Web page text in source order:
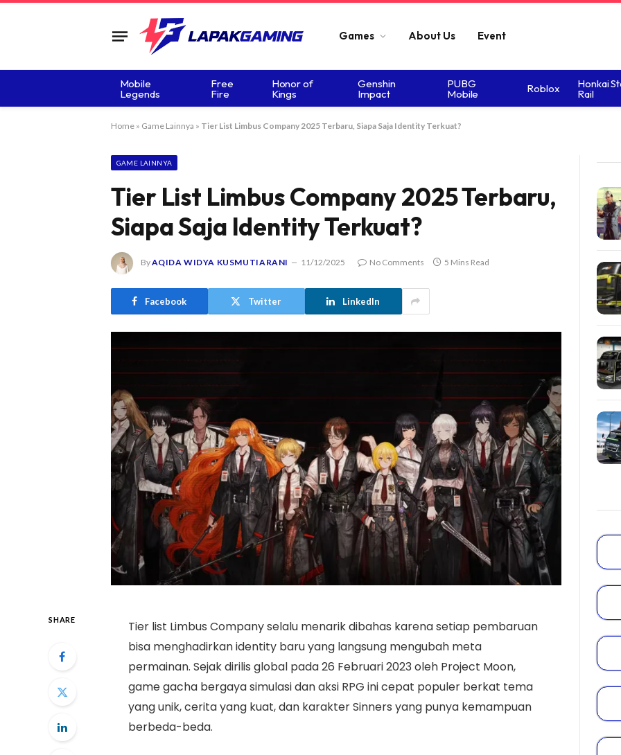
Games About Us Event
Mobile
Legends
Free
Fire
Honor of
Kings
Genshin
Impact
PUBG
Mobile Roblox Honkai
Rail
Home» Game Lainnya » Tier List Limbus Company 2025 Terbaru, Siapa Saja Identity Terkuat?
GAME LAINNYA
Tier List Limbus Company 2025 Terbaru,
Siapa Saja Identity Terkuat?
ByAQIDA WIDYA KUSMUTIARANI 11/12/2025 No Comments 5 Mins Read
Facebook Twitter LinkedIn
SHARE
Tier list Limbus Company selalu menarik dibahas karena setiap pembaruan
bisa menghadirkan identity baru yang langsung mengubah meta
permainan. Sejak dirilis global pada 26 Februari 2023 oleh Project Moon,
game gacha bergaya simulasi dan aksi RPG ini cepat populer berkat tema
yang unik, cerita yang kuat, dan karakter Sinners yang punya kemampuan
berbeda-beda.